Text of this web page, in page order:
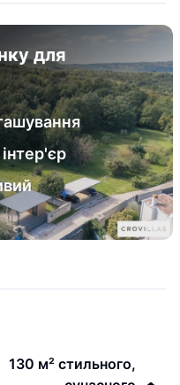
для
130 м² стильного,